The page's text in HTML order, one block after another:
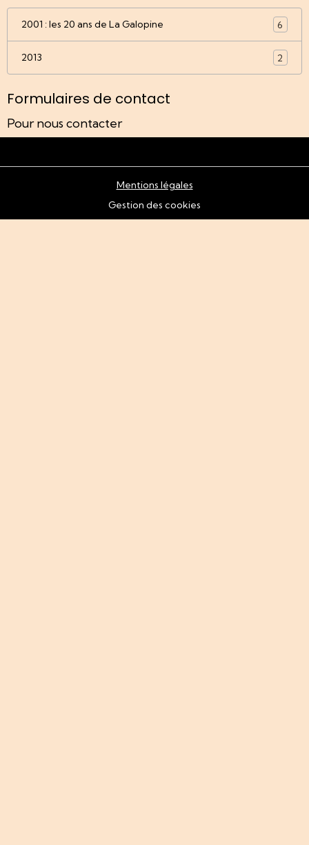
2001 : les 20 ans de La Galopine 6
2013 2
Formulaires de contact
Pour nous contacter
Mentions légales
Gestion des cookies